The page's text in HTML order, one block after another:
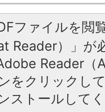
ファイルを閲
Reader）」が
Reader（
をクリックし
ストールして